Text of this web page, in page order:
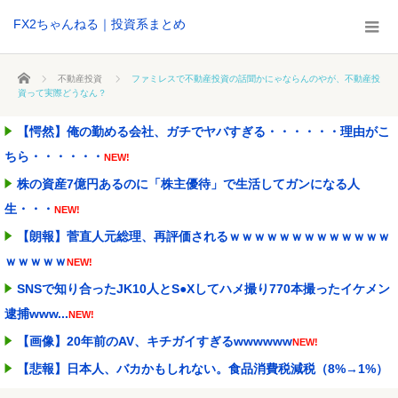
FX2ちゃんねる｜投資系まとめ
ホーム 不動産投資
ファミレスで不動産投資の話聞かにゃならんのやが、不動産投
資って実際どうなん？
【愕然】俺の勤める会社、ガチでヤバすぎる・・・・・・理由がこ
ちら・・・・・・ NEW!
株の資産7億円あるのに「株主優待」で生活してガンになる人
生・・・ NEW!
【朗報】菅直人元総理、再評価されるｗｗｗｗｗｗｗｗｗｗｗｗｗ
ｗｗｗｗｗNEW!
SNSで知り合ったJK10人とS●Xしてハメ撮り770本撮ったイケメン
逮捕www...NEW!
【画像】20年前のAV、キチガイすぎるwwwwwwNEW!
【悲報】日本人、バカかもしれない。食品消費税減税（8%→1%）